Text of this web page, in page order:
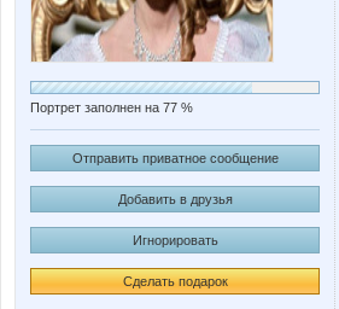
Портрет заполнен на 77 %
Отправить приватное сообщение
Добавить в друзья
Игнорировать
Сделать подарок